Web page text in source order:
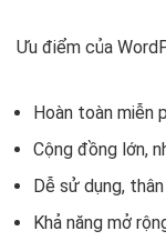
Ưu điểm của
Hoàn toàn miễn
Cộng đồng lớn,
Dễ sử dụng,
Khả năng mở